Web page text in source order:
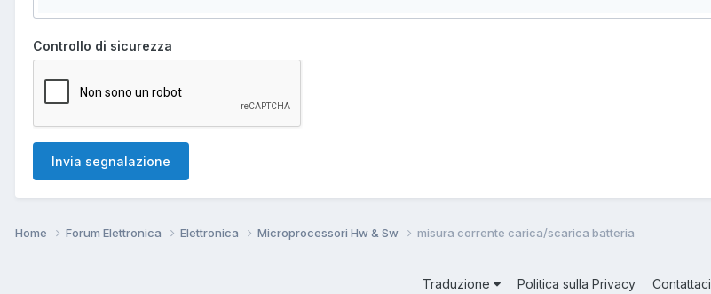
Controllo di sicurezza
Invia segnalazione
Home Forum Elettronica Elettronica Microprocessori Hw & Sw misura corrente carica/scarica batteria
Traduzione Politica sulla Privacy Contattaci